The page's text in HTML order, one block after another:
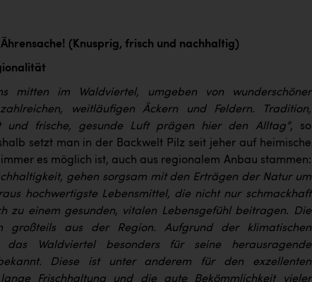
(Knusprig, frisch und nachhaltig)
mitten im Waldviertel, umgeben von wunderschöner
weitläufigen Äckern und Feldern. Tradition,
und frische, gesunde Luft prägen hier den Alltag“, so
setzt man in der Backwelt Pilz seit jeher auf heimische
es möglich ist, auch aus regionalem Anbau stammen:
gehen sorgsam mit den Erträgen der Natur um
hochwertigste Lebensmittel, die nicht nur schmackhaft
zu einem gesunden, vitalen Lebensgefühl beitragen. Die
großteils aus der Region. Aufgrund der klimatischen
das Waldviertel besonders für seine herausragende
Diese ist unter anderem für den exzellenten
Frischhaltung und die gute Bekömmlichkeit vieler